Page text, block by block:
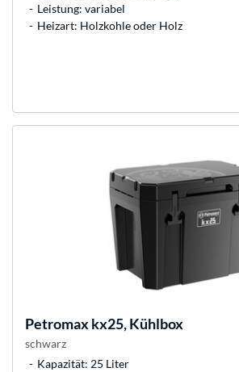
Leistung: variabel
Heizart: Holzkohle oder Holz
Petromaxkx25, Kühlbox
schwarz
Kapazität: 25 Liter